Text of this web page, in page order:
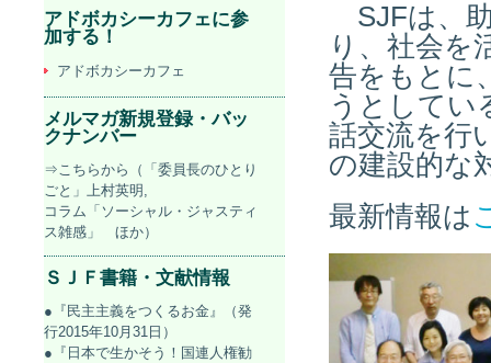
SJFは、
り、社会を
告をもとに
うとしてい
話交流を行
の建設的な
最新情報は
アドボカシーカフェに参
加する！
アドボカシーカフェ
メルマガ新規登録・バッ
クナンバー
⇒こちらから（「委員長のひとり
ごと」上村英明,
コラム「ソーシャル・ジャスティ
ス雑感」 ほか）
ＳＪＦ書籍・文献情報
●『民主主義をつくるお金』（発
行2015年10月31日）
●『日本で生かそう！国連人権勧